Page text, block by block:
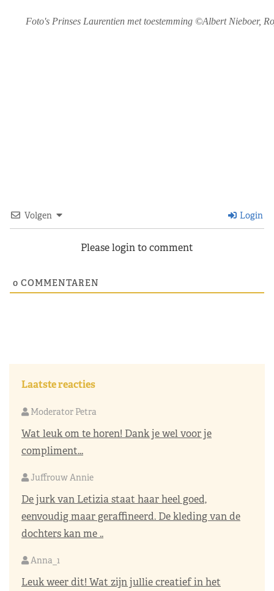
Foto's Prinses Laurentien met toestemming ©Albert Nieboer,
Volgen Login
Please login to comment
0 COMMENTAREN
Laatste reacties
Moderator Petra
Wat leuk om te horen! Dank je wel voor je
compliment...
Juffrouw Annie
De jurk van Letizia staat haar heel goed,
eenvoudig maar geraffineerd. De kleding van de
dochters kan me ..
Anna_1
Leuk weer dit! Wat zijn jullie creatief in het